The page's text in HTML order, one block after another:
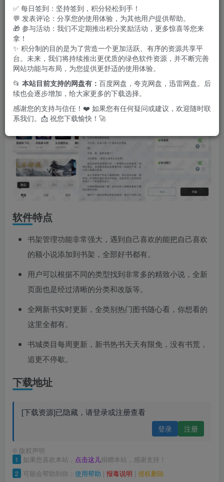
读引擎，支持多种阅读模式、字体调节、夜间模式等实用功
能，确保舒适的阅读体验。所有资源完全免费开放，无需注
册即可畅读，配合简洁直观的操作界面，让阅读变得更加轻
松便捷。此外，平台还提供书架管理、阅读进度同步、离线
下载等贴心功能，真正实现随时随地畅享阅读乐趣。
软件特点
书架管理功能非常强大，遇到自己喜欢的能把自己喜欢
的额小说添加到书架，全部好书都有。
用户可以根据不同的类型找到非常多的精致小说，全新
页面也是经过清晰的分类和改版等。
全网新书实时更新，全类别热门图书随心看，你想看的
这里全都有。
书城类目每周更新，新书热书天天有限免，没有书荒，
追更不停歇。
下载地址
[下载资源]已隐藏，请登录或注册查看
登录 注册
© 版权声明
1 如果您喜欢本站， 点击这儿捐赠本站，感谢支持！
2 可能会帮助到你： 使用帮助 | 报毒说明 | 侵权删除
✅ 每日签到：坚持签到，积分轻松到手！
💬 发表评论：分享您的使用体验，为其他用户提供帮助。
🎁 参与活动：我们不定期推出积分奖励活动，更多惊喜等您来
拿！
✨ 积分制的目的是为了营造一个更加活跃、有序的资源共享平
台。未来，我们将持续推出更优质的绿色软件资源，并不断完善
网站功能与布局，为您提供更舒适的使用体验。
📂 本站目前支持的网盘有： 百度网盘，夸克网盘，迅雷网盘。后
续也会逐步增加，给大家更多的下载选择。
感谢您的支持与信任！❤️ 如果您有任何疑问或建议，欢迎随时联
系我们。📩 祝您下载愉快！🚀